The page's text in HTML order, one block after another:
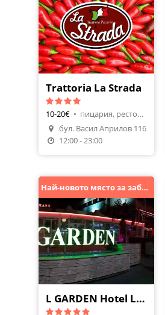
Направи Резервация
Trattoria La Strada
10-20€ •
пицария, ресторант
бул. Васил Априлов 116
12:00 - 23:00
Най-новото място за забавления в Пловдив !
L GARDEN Hotel Leipzig